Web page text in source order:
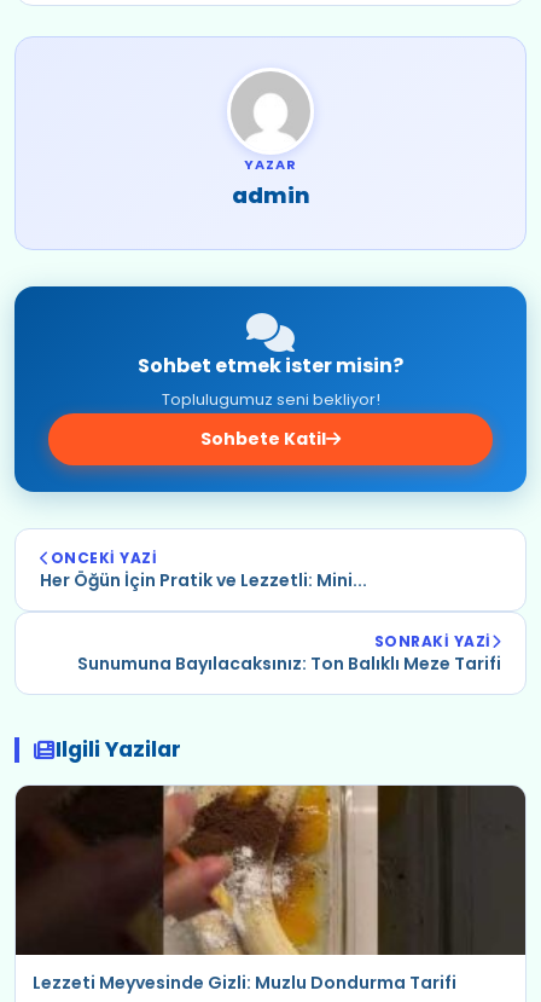
YAZAR
admin
Sohbet etmek ister misin?
Toplulugumuz seni bekliyor!
Sohbete Katil
ONCEKI YAZI
Her Öğün İçin Pratik ve Lezzetli: Mini...
SONRAKI YAZI
Sunumuna Bayılacaksınız: Ton Balıklı Meze Tarifi
Ilgili Yazilar
Lezzeti Meyvesinde Gizli: Muzlu Dondurma Tarifi